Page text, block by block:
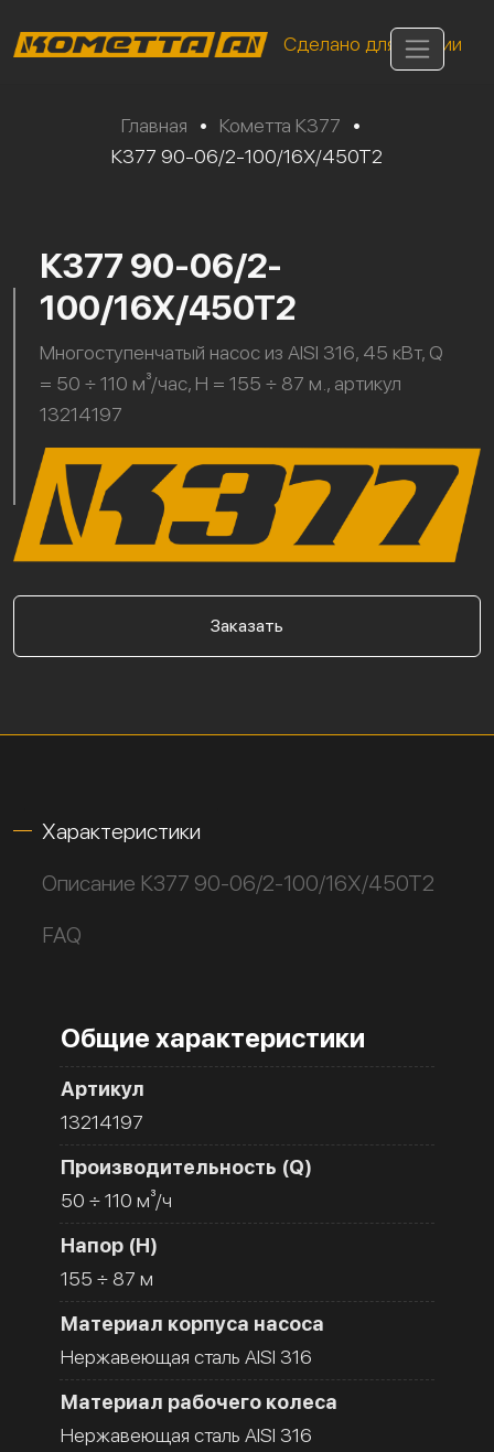
Сделано для России
Главная • Кометта К377
•
К377 90-06/2-100/16Х/450Т2
К377 90-06/2-
100/16Х/450Т2
Многоступенчатый насос из AISI 316, 45 кВт, Q
= 50 ÷ 110 м³/час, H = 155 ÷ 87 м., артикул
13214197
Заказать
Характеристики
Описание К377 90-06/2-100/16Х/450Т2
FAQ
Общие характеристики
Артикул
13214197
Производительность (Q)
50 ÷ 110 м³/ч
Напор (H)
155 ÷ 87 м
Материал корпуса насоса
Нержавеющая сталь AISI 316
Материал рабочего колеса
Нержавеющая сталь AISI 316